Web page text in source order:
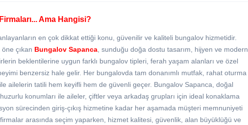
Ama Hangisi?
en çok dikkat ettiği konu, güvenilir ve kaliteli bungalov hizmetidir.
çıkan Bungalov Sapanca , sunduğu doğa dostu tasarım, hijyen ve modern
beklentilerine uygun farklı bungalov tipleri, ferah yaşam alanları ve özel
benzersiz hale gelir. Her bungalovda tam donanımlı mutfak, rahat oturma
ailelerin tatili hem keyifli hem de güvenli geçer. Bungalov Sapanca, doğal
konumları ile aileler, çiftler veya arkadaş grupları için ideal konaklama
sürecinden giriş-çıkış hizmetine kadar her aşamada müşteri memnuniyeti
arasında seçim yaparken, hizmet kalitesi, güvenlik, alan büyüklüğü ve